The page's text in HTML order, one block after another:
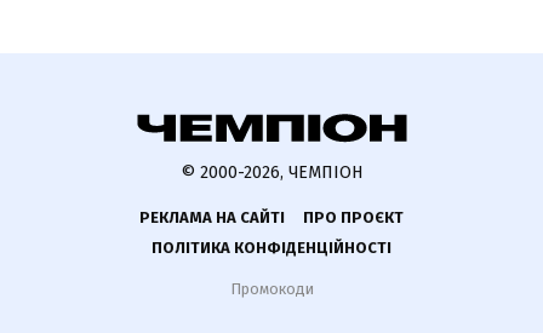
© 2000-2026, ЧЕМПІОН
РЕКЛАМА НА САЙТІ
ПРО ПРОЄКТ
ПОЛІТИКА КОНФІДЕНЦІЙНОСТІ
Промокоди